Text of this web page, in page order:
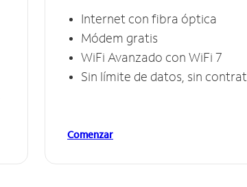
Internet con fibra óptica
Módem gratis
WiFi Avanzado con WiFi 7
Sin límite de datos, sin
Comenzar